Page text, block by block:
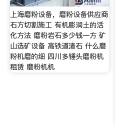
上海磨粉设备，磨粉设备供应商
石方切割施工 有机膨润土的活
化方法 磨粉岩石多少钱一方 矿
山选矿设备 高铁道渣石 什么磨
粉机磨的细 四川多锤头磨粉机
租赁 磨粉机机